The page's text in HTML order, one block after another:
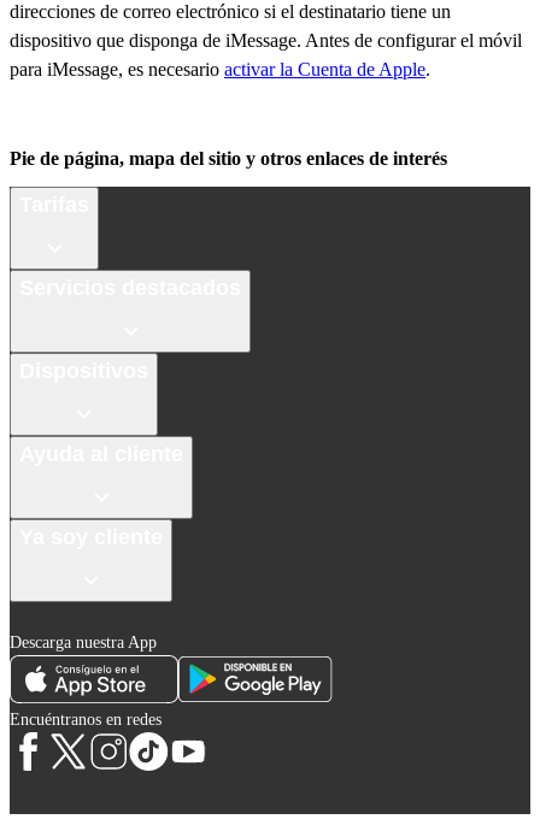
direcciones de correo electrónico si el destinatario tiene un
dispositivo que disponga de iMessage. Antes de configurar el móvil
para iMessage, es necesario activar la Cuenta de Apple.
Pie de página, mapa del sitio y otros enlaces de interés
Descarga nuestra App
Encuéntranos en redes